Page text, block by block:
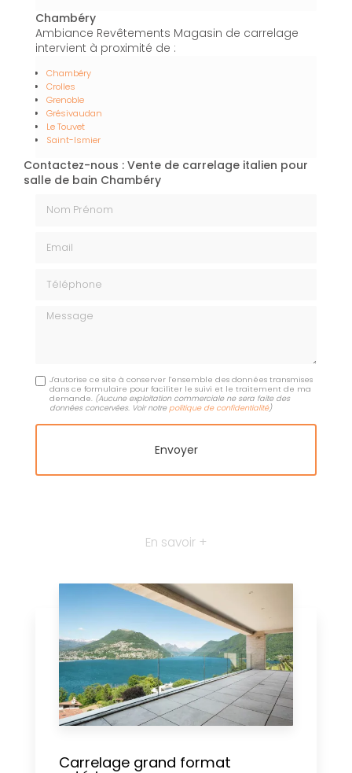
Chambéry
Ambiance Revêtements Magasin de carrelage
intervient à proximité de :
Chambéry
Crolles
Grenoble
Grésivaudan
Le Touvet
Saint-Ismier
Contactez-nous : Vente de carrelage italien pour
salle de bain Chambéry
Message
J'autorise ce site à conserver l'ensemble des données transmises
dans ce formulaire pour faciliter le suivi et le traitement de ma
demande. (Aucune exploitation commerciale ne sera faite des
données concervées. Voir notre politique de confidentialité)
En savoir +
Carrelage grand format